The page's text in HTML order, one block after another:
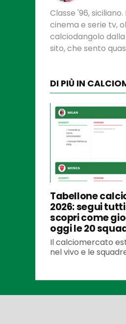
Classe '96,
cinema e serie tv,
calciodangolo
sito, che sento
DI PIÙ IN
Tabellone
2026: segui
scopri come
oggi le 20
Il calciomercato
nel vivo e le